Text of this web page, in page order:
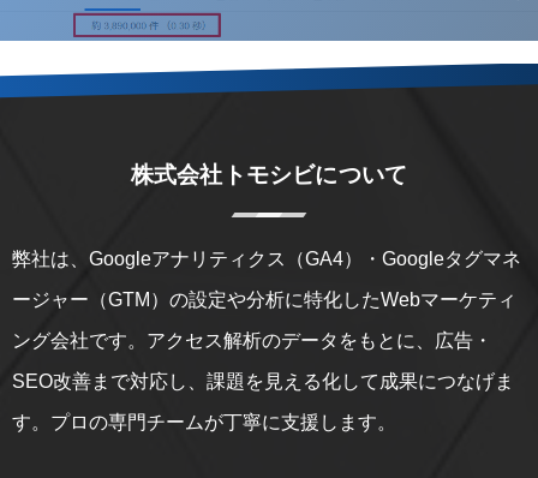
株式会社トモシビについて
弊社は、Googleアナリティクス（GA4）・Googleタグマネ
ージャー（GTM）の設定や分析に特化したWebマーケティ
ング会社です。アクセス解析のデータをもとに、広告・
SEO改善まで対応し、課題を見える化して成果につなげま
す。プロの専門チームが丁寧に支援します。